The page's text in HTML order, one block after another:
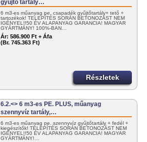
gyűjtő tartály…
6 m3-es műanyag pe. csapadék gyűjtőtartály+ tető +
tartozékok! TELEPÍTÉS SORÁN BETONOZÁST NEM
IGÉNYEL!!50 ÉV ALAPANYAG GARANCIA! MAGYAR
GYÁRTMÁNY! 100%-BAN…
Ár: 586.900 Ft + Áfa
(Br. 745.363 Ft)
Részletek
6.2.<> 6 m3-es PE. PLUS, műanyag
szennyvíz tartály,…
6 m3-es műanyag pe. szennyvíz gyűjtőtartály + fedél +
kiegészítők! TELEPÍTÉS SORÁN BETONOZÁST NEM
IGÉNYEL!!50 ÉV ALAPANYAG GARANCIA! MAGYAR
GYÁRTMÁNY!…